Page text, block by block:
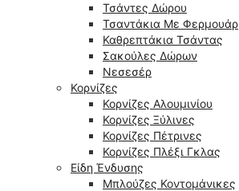
Τσάντες Δώρου
Τσαντάκια Με Φερμουάρ
Καθρεπτάκια Τσάντας
Σακούλες Δώρων
Νεσεσέρ
Κορνίζες
Κορνίζες Αλουμινίου
Κορνίζες Ξύλινες
Κορνίζες Πέτρινες
Κορνίζες Πλέξι Γκλας
Είδη Ένδυσης
Μπλούζες Κοντομάνικες